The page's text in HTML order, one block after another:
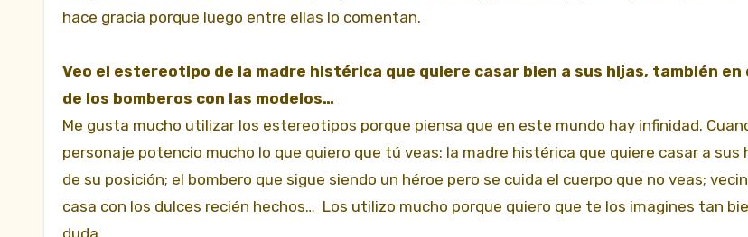
hace gracia porque luego entre ellas lo comentan.
Veo el estereotipo de la madre histérica que quiere casar bien a sus hijas, también
de los bomberos con las modelos…
Me gusta mucho utilizar los estereotipos porque piensa que en este mundo hay infinidad.
personaje potencio mucho lo que quiero que tú veas: la madre histérica que quiere casar a sus
de su posición; el bombero que sigue siendo un héroe pero se cuida el cuerpo que no veas;
casa con los dulces recién hechos… Los utilizo mucho porque quiero que te los imagines tan
duda.